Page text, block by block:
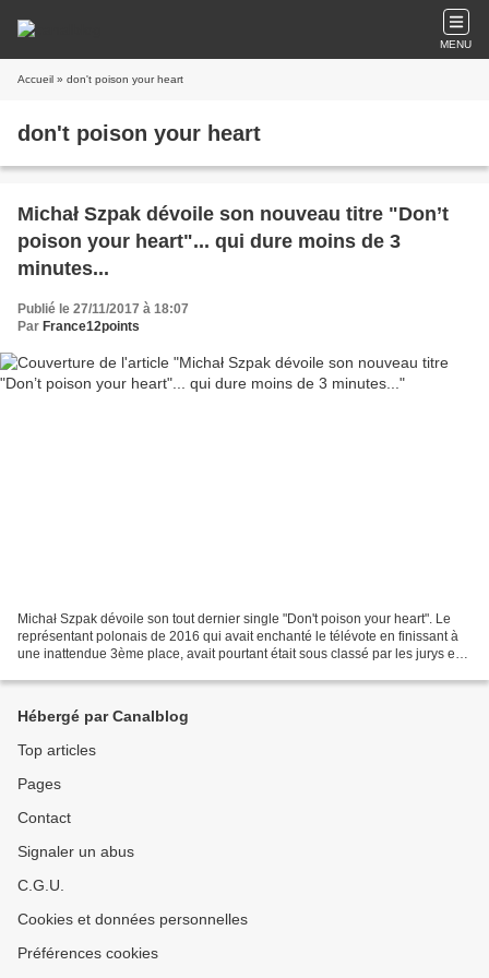
MENU
Accueil » don't poison your heart
don't poison your heart
Michał Szpak dévoile son nouveau titre "Don’t
poison your heart"... qui dure moins de 3
minutes...
Publié le 27/11/2017 à 18:07
Par France12points
Michał Szpak dévoile son tout dernier single "Don't poison your heart". Le
représentant polonais de 2016 qui avait enchanté le télévote en finissant à
une inattendue 3ème place, avait pourtant était sous classé par les jurys en
Hébergé par Canalblog
Top articles
Pages
Contact
Signaler un abus
C.G.U.
Cookies et données personnelles
Préférences cookies